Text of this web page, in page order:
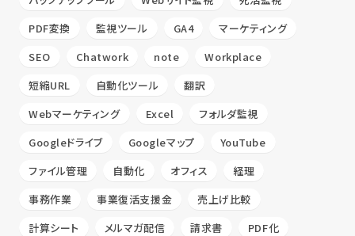
PDF変換
監視ツール GA4
マーケティング
SEO
Chatwork note
Workplace
短縮URL
自動化ツール
翻訳
Webマーケティング
Excel
フォルダ監視
Googleドライブ
Googleマップ
YouTube
ファイル管理
自動化 オフィス
経理
事務作業
事業復活支援金
売上げ比較
計算シート
メルマガ配信 請求書
PDF化